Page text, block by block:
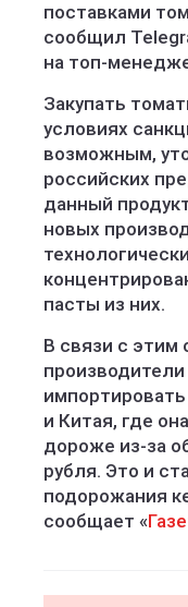
поставками
сообщил
на топ-
Закупать
условиях
возможным,
российских
данный
новых
пасты из них.
В связи с этим
и Китая, где
дороже из-за
рубля. Это и
подорожания
сообщает «